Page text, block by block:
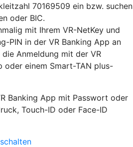
70169509 ein bzw. suchen
oder BIC.
mit Ihrem VR-NetKey und
PIN in der VR Banking App an
Anmeldung mit der VR
oder einem Smart-TAN plus-
Banking App mit Passwort oder
Touch-ID oder Face-ID